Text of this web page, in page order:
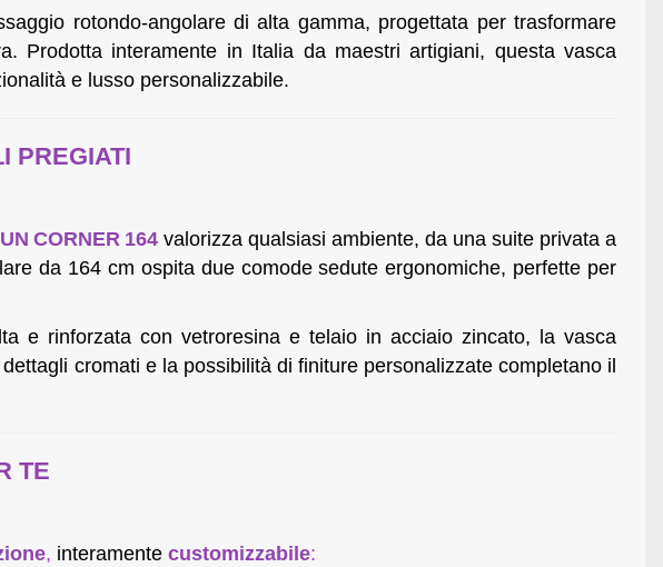
rotondo-angolare di alta gamma, progettata per trasformare
Prodotta interamente in Italia da maestri artigiani, questa vasca
e lusso personalizzabile.
PREGIATI
CORNER 164valorizza qualsiasi ambiente, da una suite privata a
da 164 cm ospita due comode sedute ergonomiche, perfette per
e rinforzata con vetroresina e telaio in acciaio zincato, la vasca
cromati e la possibilità di finiture personalizzate completano il
TE
, interamente customizzabile: